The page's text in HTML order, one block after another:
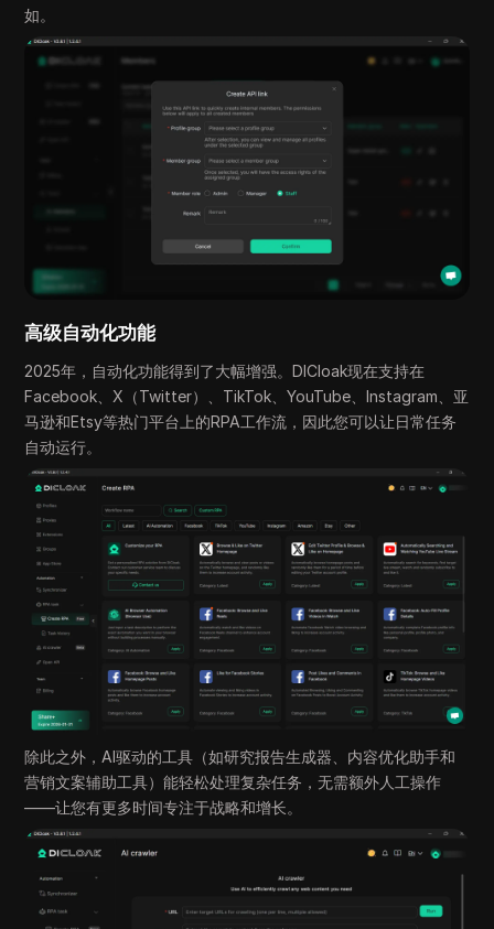
如。
高级自动化功能
2025年，自动化功能得到了大幅增强。DICloak现在支持在
Facebook、X（Twitter）、TikTok、YouTube、Instagram、亚
马逊和Etsy等热门平台上的RPA工作流，因此您可以让日常任务
自动运行。
除此之外，AI驱动的工具（如研究报告生成器、内容优化助手和
营销文案辅助工具）能轻松处理复杂任务，无需额外人工操作
——让您有更多时间专注于战略和增长。